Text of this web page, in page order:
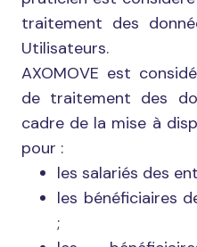
traitement des
Utilisateurs.
AXOMOVE est
de traitement des
cadre de la mise à
pour :
les salariés des
les bénéficiaires
;